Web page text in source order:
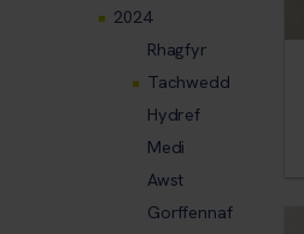
2024
Rhagfyr
Tachwedd
Hydref
Medi
Awst
Gorffennaf